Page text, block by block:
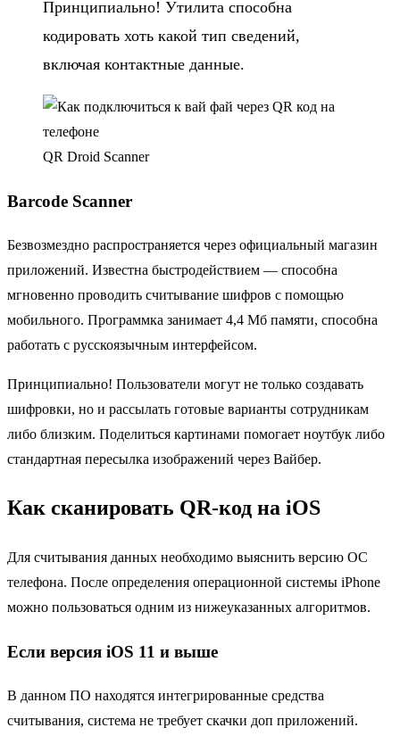
Принципиально! Утилита способна
кодировать хоть какой тип сведений,
включая контактные данные.
QR Droid Scanner
Barcode Scanner
Безвозмездно распространяется через официальный магазин
приложений. Известна быстродействием — способна
мгновенно проводить считывание шифров с помощью
мобильного. Программка занимает 4,4 Мб памяти, способна
работать с русскоязычным интерфейсом.
Принципиально! Пользователи могут не только создавать
шифровки, но и рассылать готовые варианты сотрудникам
либо близким. Поделиться картинами помогает ноутбук либо
стандартная пересылка изображений через Вайбер.
Как сканировать QR-код на iOS
Для считывания данных необходимо выяснить версию ОС
телефона. После определения операционной системы iPhone
можно пользоваться одним из нижеуказанных алгоритмов.
Если версия iOS 11 и выше
В данном ПО находятся интегрированные средства
считывания, система не требует скачки доп приложений.